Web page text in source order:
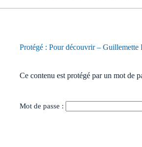
Protégé : Pour découvrir – Guillemette
Ce contenu est protégé par un mot de
Mot de passe :